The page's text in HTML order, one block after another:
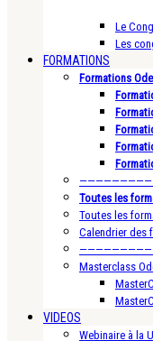
Le
Les
FORMATIONS
Formations
Toutes les
Toutes les
Calendrier des
Masterclass
VIDEOS
Webinaire à la